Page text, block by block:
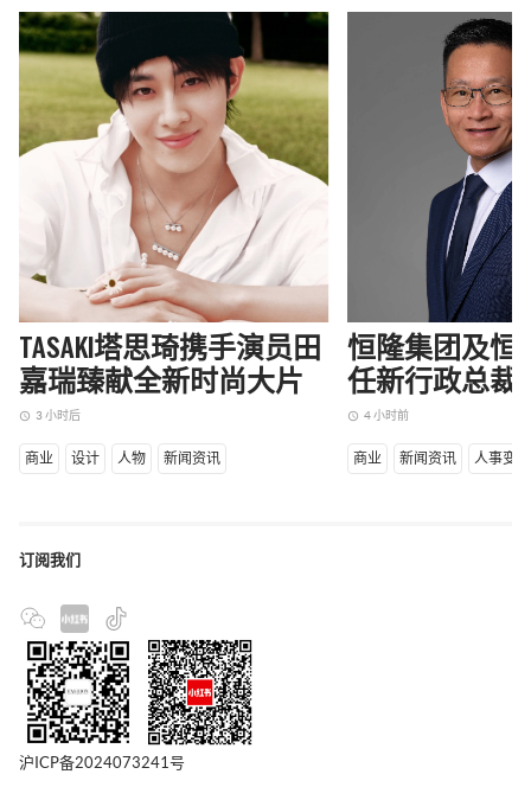
TASAKI塔思琦携手演员田
嘉瑞臻献全新时尚大片
access_time 3 小时后
商业 设计 人物 新闻资讯
恒隆集团及恒
任新行政总裁
access_time 4 小时前
商业 新闻资讯 人事变动
订阅我们
沪ICP备2024073241号